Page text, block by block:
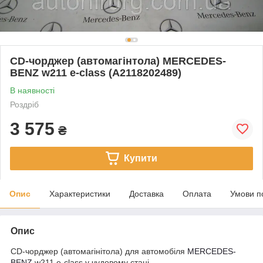
CD-чорджер (автомагінтола) MERCEDES-
BENZ w211 e-class (A2118202489)
В наявності
Роздріб
3 575 ₴
Купити
Опис Характеристики Доставка Оплата Умови
Опис
CD-чорджер (автомагінітола) для автомобіля MERCEDES-